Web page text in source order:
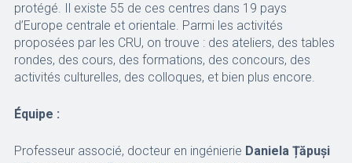
protégé. Il existe 55 de ces centres dans 19 pays
d’Europe centrale et orientale. Parmi les activités
proposées par les CRU, on trouve : des ateliers, des tables
rondes, des cours, des formations, des concours, des
activités culturelles, des colloques, et bien plus encore.
Équipe :
Professeur associé, docteur en ingénierie Daniela Țăpuși